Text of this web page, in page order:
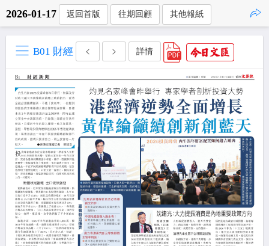
2026-01-17 返回首版 往期回顧 其他報紙
B01 財經 詳情